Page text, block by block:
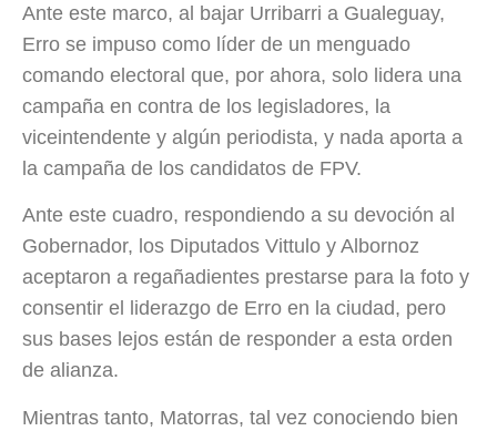
Ante este marco, al bajar Urribarri a Gualeguay,
Erro se impuso como líder de un menguado
comando electoral que, por ahora, solo lidera una
campaña en contra de los legisladores, la
viceintendente y algún periodista, y nada aporta a
la campaña de los candidatos de FPV.
Ante este cuadro, respondiendo a su devoción al
Gobernador, los Diputados Vittulo y Albornoz
aceptaron a regañadientes prestarse para la foto y
consentir el liderazgo de Erro en la ciudad, pero
sus bases lejos están de responder a esta orden
de alianza.
Mientras tanto, Matorras, tal vez conociendo bien